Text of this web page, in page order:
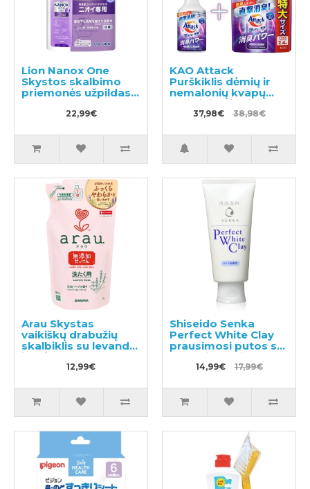
Lion Nanox One
Skystos skalbimo
priemonės užpildas
22,99€
KAO Attack
Purškiklis dėmių ir
nemalonių kvapų
pašalinimui prieš
skalbimą 300ml +
37,98€ 38,98€
Arau Skystas
vaikiškų drabužių
skalbiklis su levandų
ir mėtų ekstraktu,
papildymas 1000ml
12,99€
Shiseido Senka
Perfect White Clay
prausimosi putos su
baltuoju moliu 120g
14,99€ 17,99€